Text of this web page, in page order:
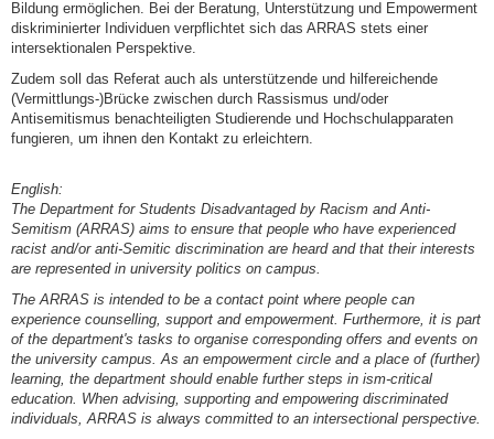
Bildung ermöglichen. Bei der Beratung, Unterstützung und Empowerment
diskriminierter Individuen verpflichtet sich das ARRAS stets einer
intersektionalen Perspektive.
Zudem soll das Referat auch als unterstützende und hilfereichende
(Vermittlungs-)Brücke zwischen durch Rassismus und/oder
Antisemitismus benachteiligten Studierende und Hochschulapparaten
fungieren, um ihnen den Kontakt zu erleichtern.
English:
The Department for Students Disadvantaged by Racism and Anti-
Semitism (ARRAS) aims to ensure that people who have experienced
racist and/or anti-Semitic discrimination are heard and that their interests
are represented in university politics on campus.
The ARRAS is intended to be a contact point where people can
experience counselling, support and empowerment. Furthermore, it is part
of the department's tasks to organise corresponding offers and events on
the university campus. As an empowerment circle and a place of (further)
learning, the department should enable further steps in ism-critical
education. When advising, supporting and empowering discriminated
individuals, ARRAS is always committed to an intersectional perspective.